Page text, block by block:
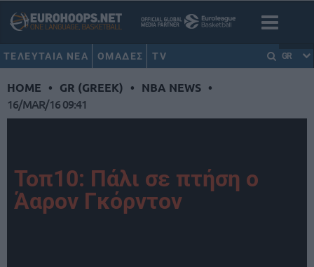
ΤΕΛΕΥΤΑΙΑ ΝΕΑ ΟΜΑΔΕΣ TV GR
HOME • GR (GREEK) • NBA NEWS •
16/MAR/16 09:41
Τοπ10: Πάλι σε πτήση ο
Άαρον Γκόρντον